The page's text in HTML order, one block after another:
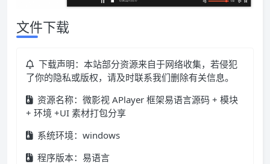
文件下载
下载声明：本站部分资源来自于网络收集，若侵犯
了你的隐私或版权，请及时联系我们删除有关信息。
资源名称：微影视 APlayer 框架易语言源码 + 模块
+ 环境 +UI 素材打包分享
系统环境：windows
程序版本：易语言